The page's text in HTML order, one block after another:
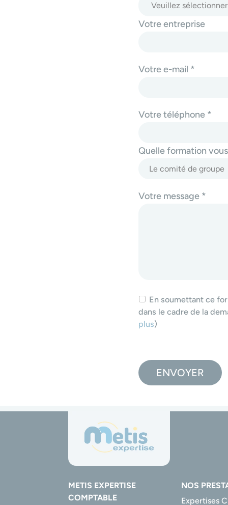
Votre entreprise
Votre e-mail *
Votre téléphone *
Quelle formation
Votre message *
En soumettant ce
dans le cadre de la
plus)
e
u
e
ENVOYER
METIS EXPERTISE
COMPTABLE
NOS
Expertises